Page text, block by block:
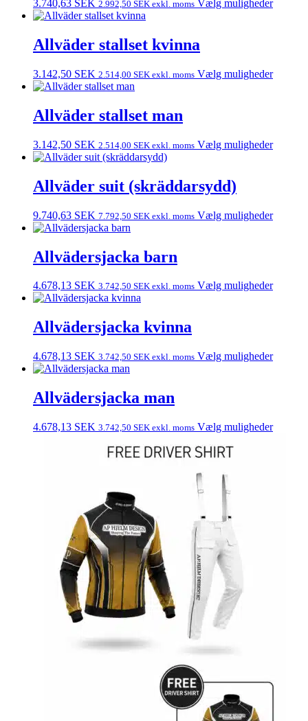
3.740,63 SEK 2.992,50 SEK exkl. moms Vælg muligheder
Allväder stallset kvinna
3.142,50 SEK 2.514,00 SEK exkl. moms Vælg muligheder
Allväder stallset man
3.142,50 SEK 2.514,00 SEK exkl. moms Vælg muligheder
Allväder suit (skräddarsydd)
9.740,63 SEK 7.792,50 SEK exkl. moms Vælg muligheder
Allvädersjacka barn
4.678,13 SEK 3.742,50 SEK exkl. moms Vælg muligheder
Allvädersjacka kvinna
4.678,13 SEK 3.742,50 SEK exkl. moms Vælg muligheder
Allvädersjacka man
4.678,13 SEK 3.742,50 SEK exkl. moms Vælg muligheder